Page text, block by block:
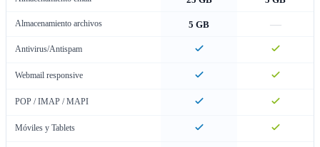
Almacenamiento archivos 5 GB —
Antivirus/Antispam
Webmail responsive
POP / IMAP / MAPI
Móviles y Tablets